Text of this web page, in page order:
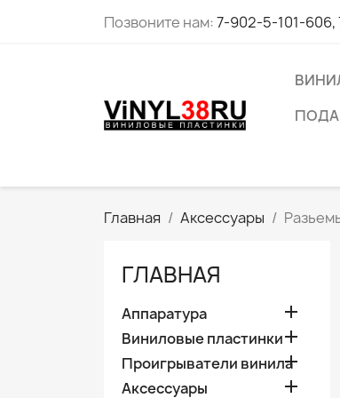
Позвоните нам:7-902-5-101-
Главная Аксессуары
ГЛАВНАЯ
Аппаратура 
Виниловые пластинки
Проигрыватели винила

Аксессуары 